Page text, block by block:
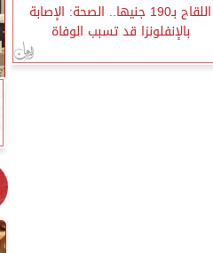
اللقاح بـ190 جنيها.. الصحة: الإصابة
بالإنفلونزا قد تسبب الوفاة